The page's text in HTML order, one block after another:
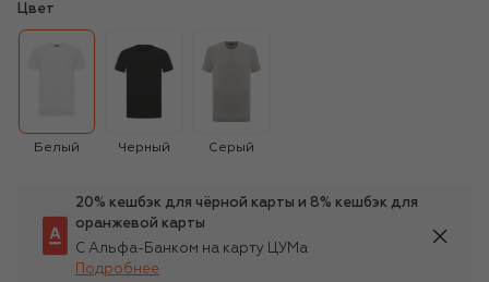
Цвет
Белый Черный Серый
20% кешбэк для чёрной карты и 8% кешбэк для
оранжевой карты
С Альфа-Банком на карту ЦУМа
Подробнее